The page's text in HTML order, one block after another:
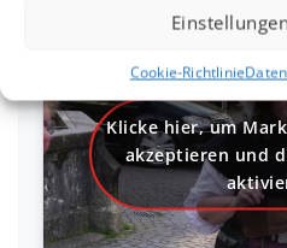
Cookie-Richtlinie
Klicke hier, um
akzeptieren und